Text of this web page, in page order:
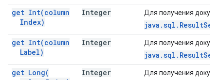
get Int(column
Index)
Integer Для получения
get Int(column
Label)
Integer Для получения
get Long(
Integer Для получения